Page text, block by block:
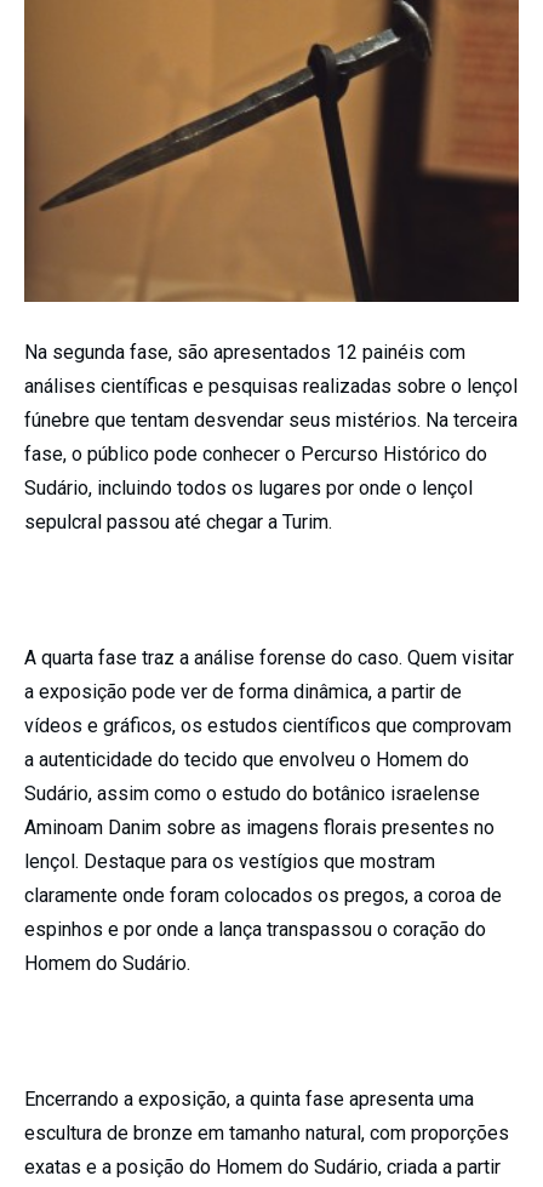
Na segunda fase, são apresentados 12 painéis com
análises científicas e pesquisas realizadas sobre o lençol
fúnebre que tentam desvendar seus mistérios. Na terceira
fase, o público pode conhecer o Percurso Histórico do
Sudário, incluindo todos os lugares por onde o lençol
sepulcral passou até chegar a Turim.
A quarta fase traz a análise forense do caso. Quem visitar
a exposição pode ver de forma dinâmica, a partir de
vídeos e gráficos, os estudos científicos que comprovam
a autenticidade do tecido que envolveu o Homem do
Sudário, assim como o estudo do botânico israelense
Aminoam Danim sobre as imagens florais presentes no
lençol. Destaque para os vestígios que mostram
claramente onde foram colocados os pregos, a coroa de
espinhos e por onde a lança transpassou o coração do
Homem do Sudário.
Encerrando a exposição, a quinta fase apresenta uma
escultura de bronze em tamanho natural, com proporções
exatas e a posição do Homem do Sudário, criada a partir